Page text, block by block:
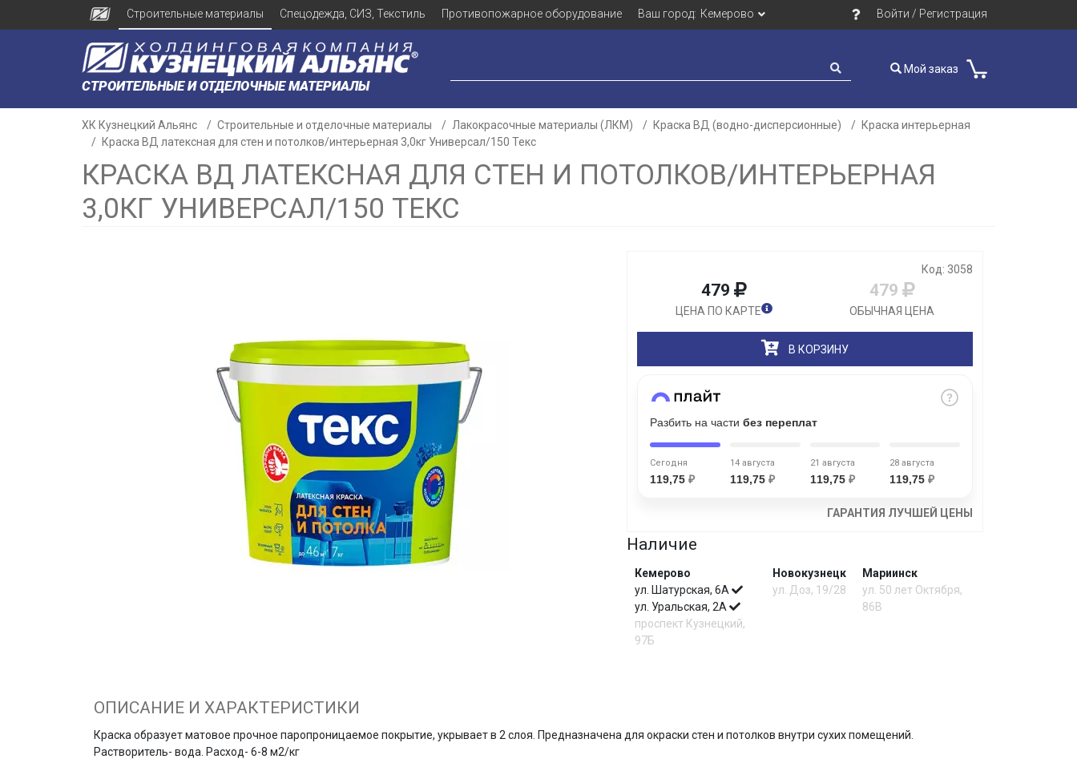
Строительные материалы Спецодежда, СИЗ, Текстиль Противопожарное оборудование Ваш город: Кемерово Войти / Регистрация
СТРОИТЕЛЬНЫЕ И ОТДЕЛОЧНЫЕ МАТЕРИАЛЫ
Мой заказ
ХК Кузнецкий Альянс Строительные и отделочные материалы Лакокрасочные материалы (ЛКМ) Краска ВД (водно-дисперсионные)
Краска интерьерная
Краска ВД латексная для стен и потолков/интерьерная 3,0кг Универсал/150 Текс
КРАСКА ВД ЛАТЕКСНАЯ ДЛЯ СТЕН И ПОТОЛКОВ/ИНТЕРЬЕРНАЯ
3,0КГ УНИВЕРСАЛ/150 ТЕКС
Код: 3058
479
ЦЕНА ПО КАРТЕ
479
ОБЫЧНАЯ ЦЕНА
В КОРЗИНУ
Разбить на части без переплат
Сегодня
119,75 ₽
14 августа
119,75 ₽
21 августа
119,75 ₽
28 августа
119,75₽
ГАРАНТИЯ ЛУЧШЕЙ ЦЕНЫ
Наличие
Кемерово
ул. Шатурская, 6А
ул. Уральская, 2А
проспект Кузнецкий,
97Б
Новокузнецк
ул. Доз, 19/28
Мариинск
ул. 50 лет Октября,
86В
ОПИСАНИЕ И ХАРАКТЕРИСТИКИ
Краска образует матовое прочное паропроницаемое покрытие, укрывает в 2 слоя. Предназначена для окраски стен и потолков внутри сухих помещений.
Растворитель- вода. Расход- 6-8 м2/кг
Для клиентов всех банков
График платежей
Сегодня
25%
Добавляйте товары
с вашей картыпо25%каждые 2 недели